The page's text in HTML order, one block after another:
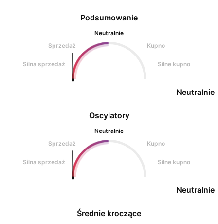
Oscylatory
Neutralnie
Sprzedaż
Kupno
Silna sprzedaż Silne kupno
Neutralnie
Podsumowanie
Neutralnie
Sprzedaż
Kupno
Silna sprzedaż Silne kupno
Neutralnie
Średnie kroczące